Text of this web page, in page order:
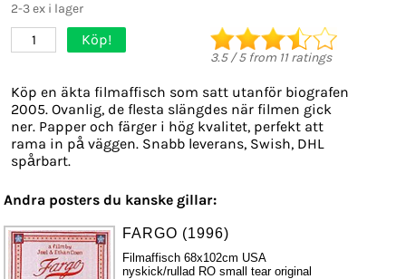
2-3 ex i lager
1 Köp!
3.5/5from 11ratings
Köp en äkta filmaffisch som satt utanför biografen
2005. Ovanlig, de flesta slängdes när filmen gick
ner. Papper och färger i hög kvalitet, perfekt att
rama in på väggen. Snabb leverans, Swish, DHL
spårbart.
Andra posters du kanske gillar:
FARGO (1996)
Filmaffisch 68x102cm USA
nyskick/rullad RO small tear original